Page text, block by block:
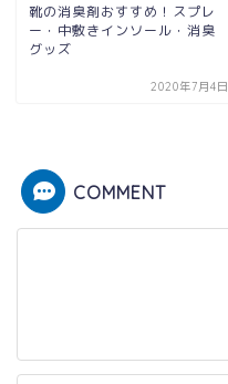
靴の消臭剤おすすめ！スプレ
ー・中敷きインソール・消臭
グッズ
2020年7月4日
COMMENT